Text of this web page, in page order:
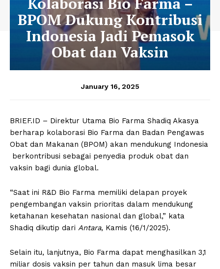
BPOM Dukung Kontribusi
Indonesia Jadi Pemasok
Obat dan Vaksin
January 16, 2025
BRIEF.ID – Direktur Utama Bio Farma Shadiq Akasya
berharap kolaborasi Bio Farma dan Badan Pengawas
Obat dan Makanan (BPOM) akan mendukung Indonesia
berkontribusi sebagai penyedia produk obat dan
vaksin bagi dunia global.
“Saat ini R&D Bio Farma memiliki delapan proyek
pengembangan vaksin prioritas dalam mendukung
ketahanan kesehatan nasional dan global,” kata
Shadiq dikutip dari Antara, Kamis (16/1/2025).
Selain itu, lanjutnya, Bio Farma dapat menghasilkan 3,1
miliar dosis vaksin per tahun dan masuk lima besar